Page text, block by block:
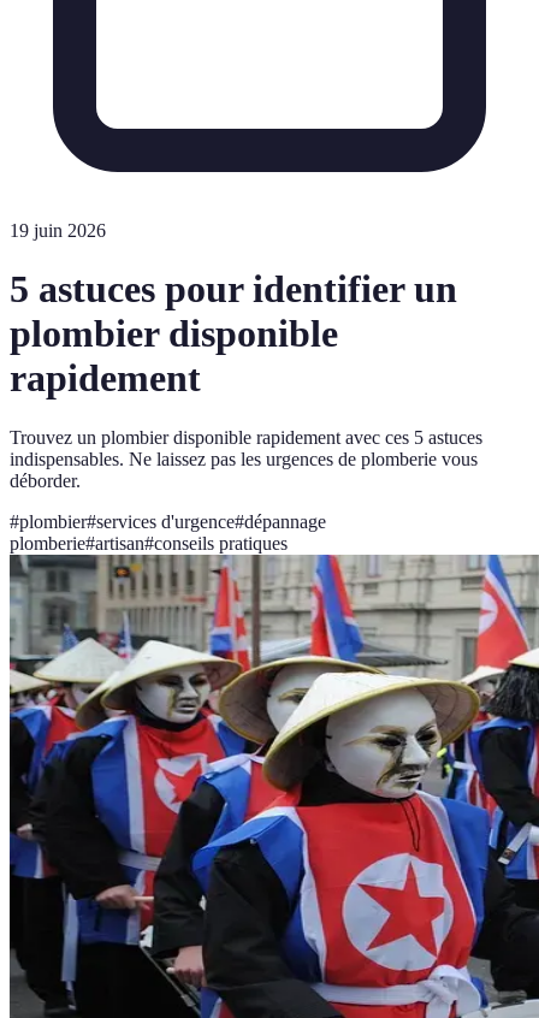
19 juin 2026
5 astuces pour identifier un
plombier disponible
rapidement
Trouvez un plombier disponible rapidement avec ces 5 astuces
indispensables. Ne laissez pas les urgences de plomberie vous
déborder.
#plombier#services d'urgence#dépannage
plomberie#artisan#conseils pratiques